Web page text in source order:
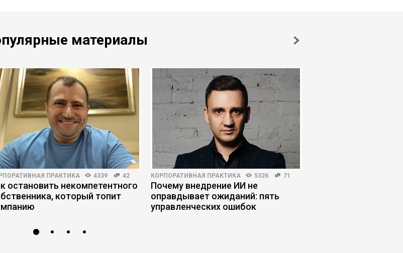
материалы
ПРАКТИКА 4339 42
остановить некомпетентного
который топит
КОРПОРАТИВНАЯ ПРАКТИКА 5326 71
Почему внедрение ИИ не
оправдывает ожиданий: пять
управленческих ошибок